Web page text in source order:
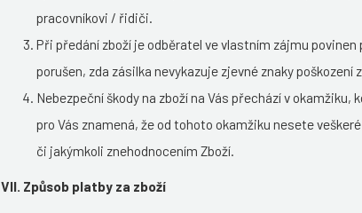
pracovníkovi / řidiči.
Při předání zboží je odběratel ve vlastním zájmu
porušen, zda zásilka nevykazuje zjevné znaky
Nebezpeční škody na zboží na Vás přechází v
pro Vás znamená, že od tohoto okamžiku nesete
či jakýmkoli znehodnocením Zboží.
VII. Způsob platby za zboží